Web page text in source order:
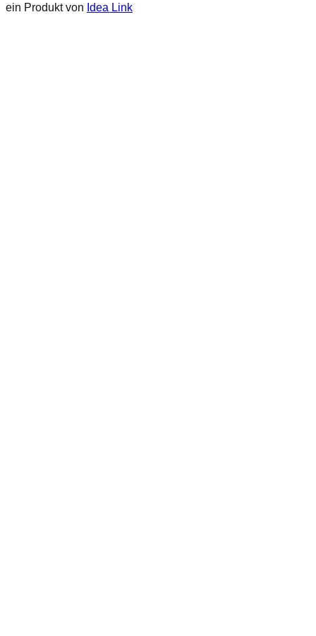
ein Produkt von Idea Link